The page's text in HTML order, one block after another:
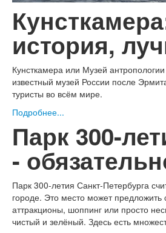
история,
Кунсткамера или Музей
известный музей России после
туристы во всём мире.
Подробнее...
Парк 300-
-
Парк 300-летия Санкт-Петербурга
городе. Это место может
аттракционы, шоппинг или просто
чистый и зелёный. Здесь есть